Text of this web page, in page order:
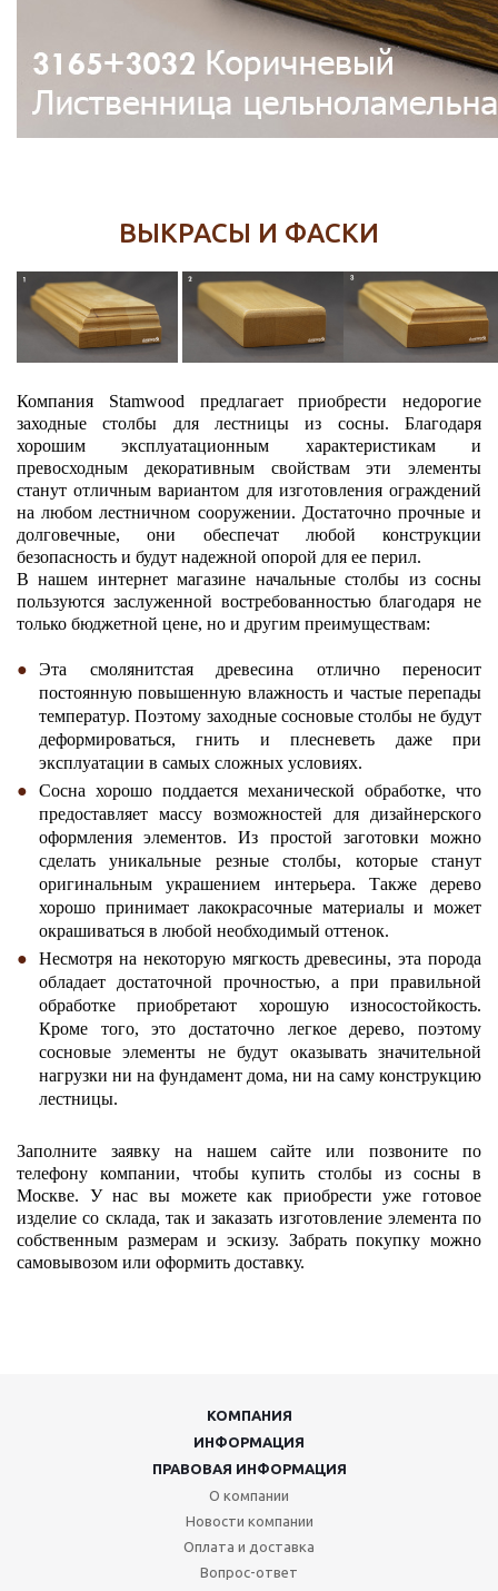
ВЫКРАСЫ И ФАСКИ
Компания Stamwood предлагает приобрести недорогие
заходные столбы для лестницы из сосны. Благодаря
хорошим эксплуатационным характеристикам и
превосходным декоративным свойствам эти элементы
станут отличным вариантом для изготовления ограждений
на любом лестничном сооружении. Достаточно прочные и
долговечные, они обеспечат любой конструкции
безопасность и будут надежной опорой для ее перил.
В нашем интернет магазине начальные столбы из сосны
пользуются заслуженной востребованностью благодаря не
только бюджетной цене, но и другим преимуществам:
Эта смолянитстая древесина отлично переносит
постоянную повышенную влажность и частые перепады
температур. Поэтому заходные сосновые столбы не будут
деформироваться, гнить и плесневеть даже при
эксплуатации в самых сложных условиях.
Сосна хорошо поддается механической обработке, что
предоставляет массу возможностей для дизайнерского
оформления элементов. Из простой заготовки можно
сделать уникальные резные столбы, которые станут
оригинальным украшением интерьера. Также дерево
хорошо принимает лакокрасочные материалы и может
окрашиваться в любой необходимый оттенок.
Несмотря на некоторую мягкость древесины, эта порода
обладает достаточной прочностью, а при правильной
обработке приобретают хорошую износостойкость.
Кроме того, это достаточно легкое дерево, поэтому
сосновые элементы не будут оказывать значительной
нагрузки ни на фундамент дома, ни на саму конструкцию
лестницы.
Заполните заявку на нашем сайте или позвоните по
телефону компании, чтобы купить столбы из сосны в
Москве. У нас вы можете как приобрести уже готовое
изделие со склада, так и заказать изготовление элемента по
собственным размерам и эскизу. Забрать покупку можно
самовывозом или оформить доставку.
КОМПАНИЯ
ИНФОРМАЦИЯ
ПРАВОВАЯ ИНФОРМАЦИЯ
О компании
Новости компании
Оплата и доставка
Вопрос-ответ